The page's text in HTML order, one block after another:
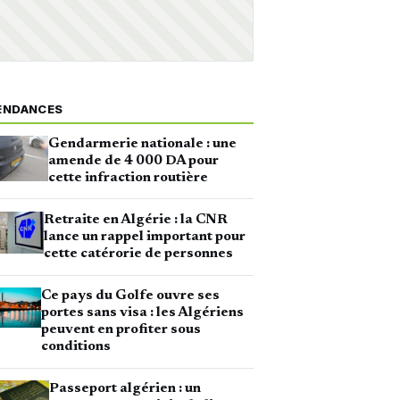
Gendarmerie nationale : une
amende de 4 000 DA pour
cette infraction routière
Retraite en Algérie : la CNR
lance un rappel important pour
cette catérorie de personnes
Ce pays du Golfe ouvre ses
portes sans visa : les Algériens
peuvent en profiter sous
conditions
Passeport algérien : un